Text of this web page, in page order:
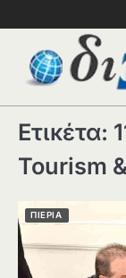
Ετικέτα:
Tourism
ΠΙΕΡΙΑ